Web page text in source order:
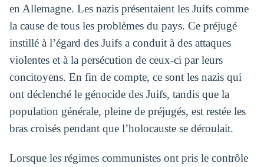
en Allemagne. Les nazis présentaient les Juifs comme
la cause de tous les problèmes du pays. Ce préjugé
instillé à l’égard des Juifs a conduit à des attaques
violentes et à la persécution de ceux-ci par leurs
concitoyens. En fin de compte, ce sont les nazis qui
ont déclenché le génocide des Juifs, tandis que la
population générale, pleine de préjugés, est restée les
bras croisés pendant que l’holocauste se déroulait.
Lorsque les régimes communistes ont pris le contrôle